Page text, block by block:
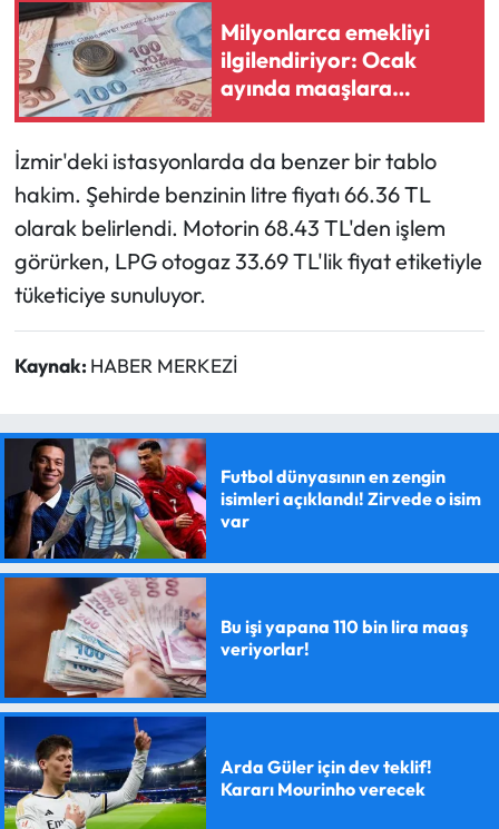
Milyonlarca emekliyi
ilgilendiriyor: Ocak
ayında maaşlara
yapılacak zam belli
İzmir'deki istasyonlarda da benzer bir tablo
hakim. Şehirde benzinin litre fiyatı 66.36 TL
olarak belirlendi. Motorin 68.43 TL'den işlem
görürken, LPG otogaz 33.69 TL'lik fiyat etiketiyle
tüketiciye sunuluyor.
Kaynak: HABER MERKEZİ
Futbol dünyasının en zengin
isimleri açıklandı! Zirvede o isim
var
Bu işi yapana 110 bin lira maaş
veriyorlar!
Arda Güler için dev teklif!
Kararı Mourinho verecek